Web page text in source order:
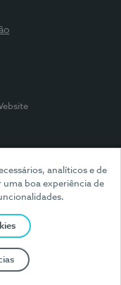
analíticos e de
boa experiência de